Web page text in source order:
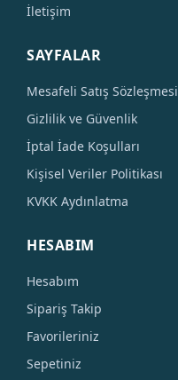
İletişim
SAYFALAR
Mesafeli Satış Sözleşmesi
Gizlilik ve Güvenlik
İptal İade Koşulları
Kişisel Veriler Politikası
KVKK Aydınlatma
HESABIM
Hesabım
Sipariş Takip
Favorileriniz
Sepetiniz